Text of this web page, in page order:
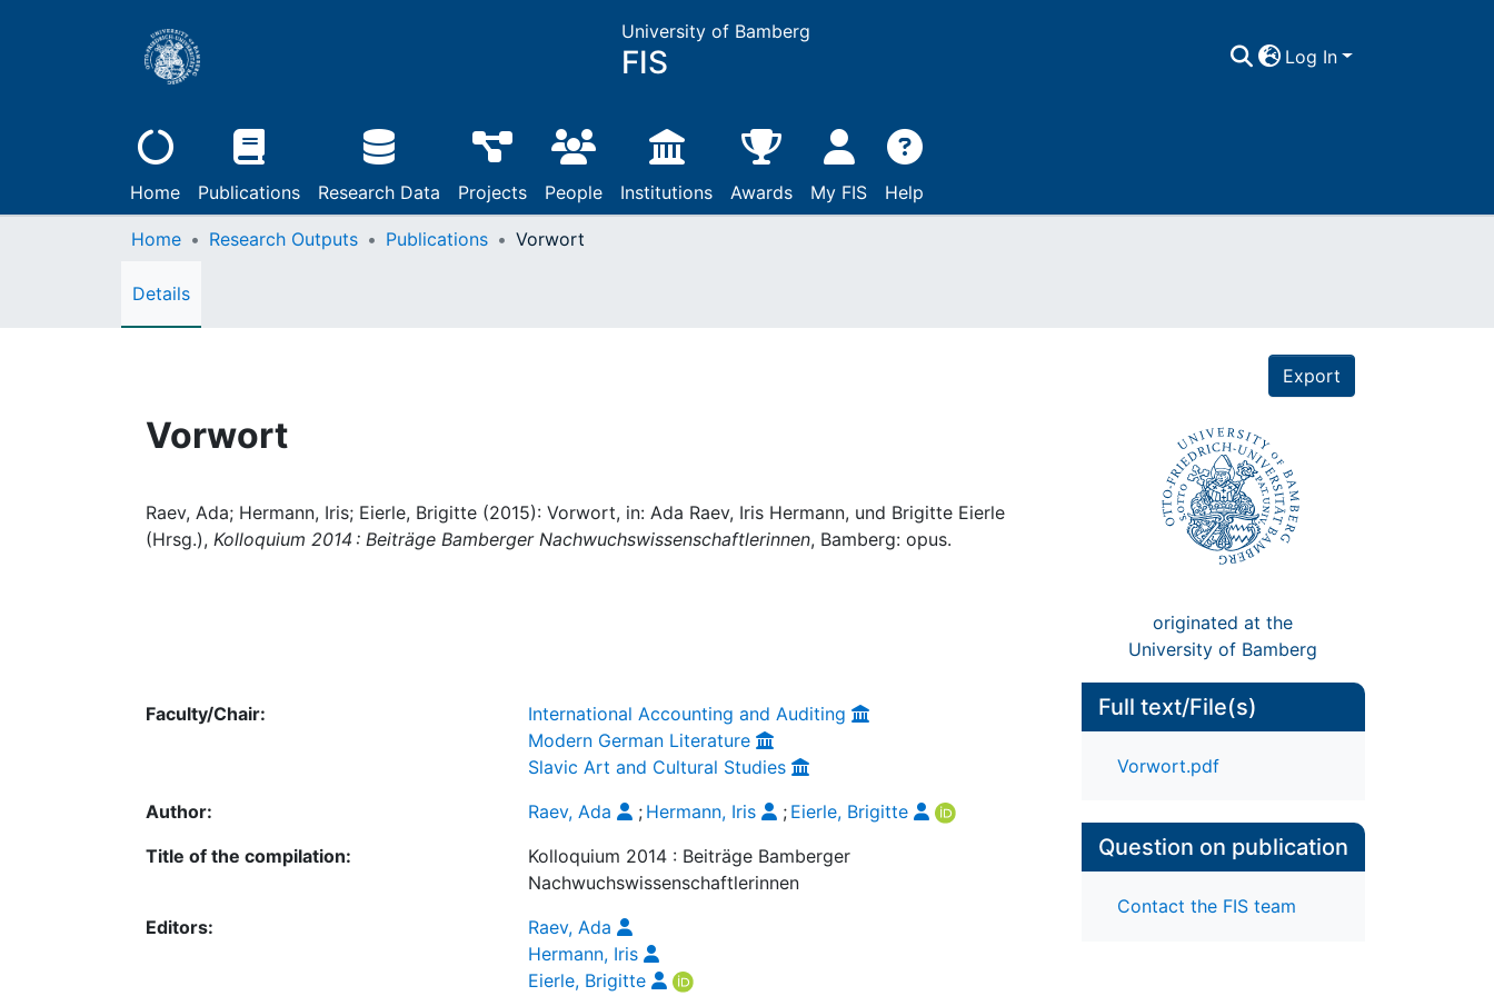
University of Bamberg
FIS Log In
Home Publications Research Data Projects People Institutions Awards My FIS Help
Home Research Outputs Publications Vorwort
Details
Export
Vorwort
Raev, Ada; Hermann, Iris; Eierle, Brigitte (2015): Vorwort, in: Ada Raev, Iris Hermann, und Brigitte Eierle
(Hrsg.), Kolloquium 2014 : Beiträge Bamberger Nachwuchswissenschaftlerinnen, Bamberg: opus.
originated at the
University of Bamberg
Faculty/Chair:
International Accounting and Auditing
Modern German Literature
Slavic Art and Cultural Studies
Author:
Raev, Ada ; Hermann, Iris ; Eierle, Brigitte
Title of the compilation:
Kolloquium 2014 : Beiträge Bamberger
Nachwuchswissenschaftlerinnen
Editors:
Raev, Ada
Hermann, Iris
Eierle, Brigitte
Full text/File(s)
Vorwort.pdf
Question on publication
Contact the FIS team